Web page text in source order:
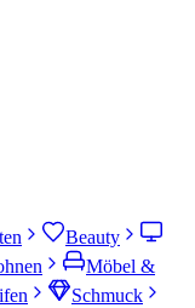
Beauty
Möbel &
Schmuck